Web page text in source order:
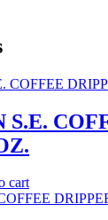
S.E.
cart